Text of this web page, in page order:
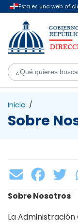
Saltar al contenido
Inicio /
Sobre
Sobre Nosotros
La Administración